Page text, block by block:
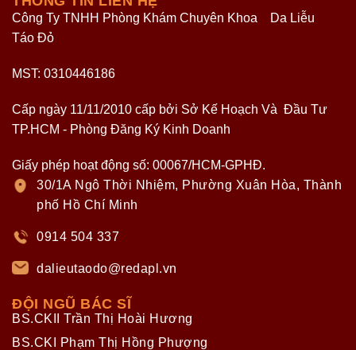
Công Ty TNHH Phòng Khám Chuyên Khoa Da Liễu
Táo Đỏ
MST: 0310446186
Cấp ngày 11/11/2010 cấp bởi Sở Kế Hoạch Và Đầu Tư
TP.HCM - Phòng Đăng Ký Kinh Doanh
Giấy phép hoạt động số: 00067/HCM-GPHĐ.
30/1A Ngô Thời Nhiệm, Phường Xuân Hòa, Thành
phố Hồ Chí Minh
0914 504 337
dalieutaodo@redapl.vn
ĐỘI NGŨ BÁC SĨ
BS.CKII Trần Thị Hoài Hương
BS.CKI Phạm Thị Hồng Phượng